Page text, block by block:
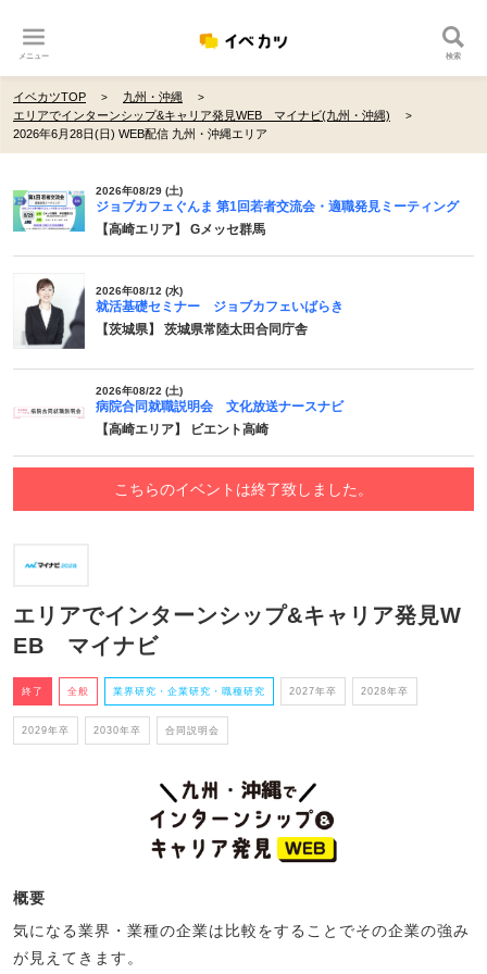
メニュー 検索
イベカツTOP
九州・沖縄
エリアでインターンシップ&キャリア発見WEB マイナビ(九州・沖縄)
2026年6月28日(日) WEB配信 九州・沖縄エリア
2026年08/29 (土)
ジョブカフェぐんま 第1回若者交流会・適職発見ミーティング
【高崎エリア】 Gメッセ群馬
2026年08/12 (水)
就活基礎セミナー ジョブカフェいばらき
【茨城県】 茨城県常陸太田合同庁舎
2026年08/22 (土)
病院合同就職説明会 文化放送ナースナビ
【高崎エリア】 ビエント高崎
こちらのイベントは終了致しました。
エリアでインターンシップ&キャリア発見W
EB マイナビ
終了 全般 業界研究・企業研究・職種研究 2027年卒 2028年卒
2029年卒 2030年卒 合同説明会
概要
気になる業界・業種の企業は比較をすることでその企業の強み
が見えてきます。